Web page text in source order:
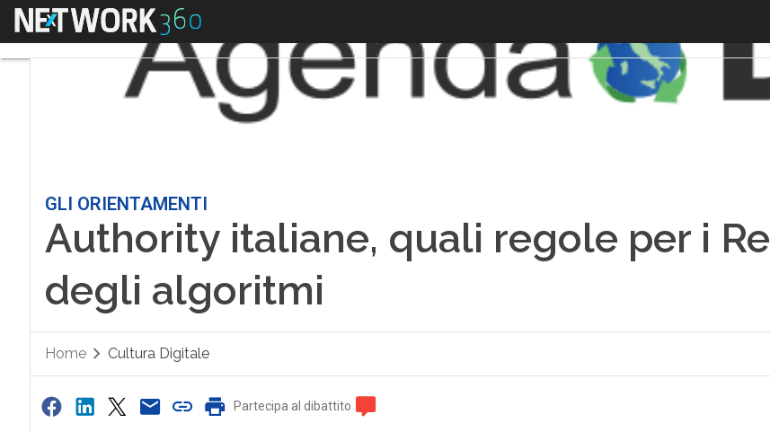
Menu
GLI ORIENTAMENTI
Authority italiane, quali regole per i Re
degli algoritmi
Home Cultura Digitale
Partecipa al dibattito